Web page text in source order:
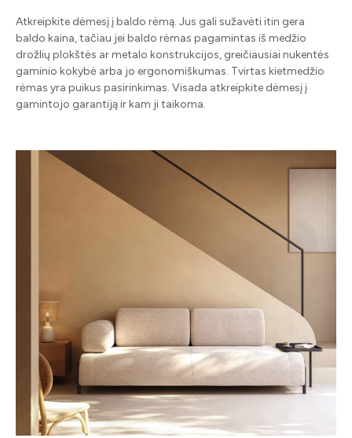
Atkreipkite dėmesį į baldo rėmą. Jus gali sužavėti itin gera
baldo kaina, tačiau jei baldo rėmas pagamintas iš medžio
drožlių plokštės ar metalo konstrukcijos, greičiausiai nukentės
gaminio kokybė arba jo ergonomiškumas. Tvirtas kietmedžio
rėmas yra puikus pasirinkimas. Visada atkreipkite dėmesį į
gamintojo garantiją ir kam ji taikoma.